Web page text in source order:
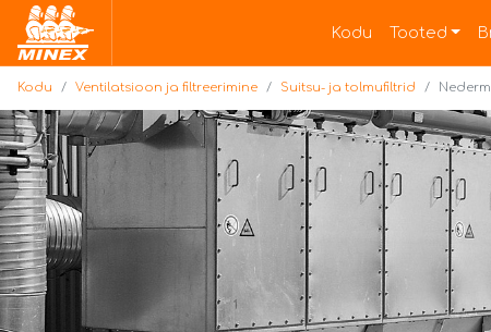
Kodu Tooted
Kodu Ventilatsioon ja filtreerimine Suitsu- ja tolmufiltrid